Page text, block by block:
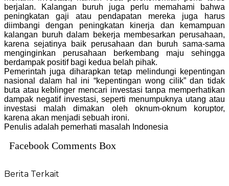
berjalan. Kalangan buruh juga perlu memahami bahwa
peningkatan gaji atau pendapatan mereka juga harus
diimbangi dengan peningkatan kinerja dan kemampuan
kalangan buruh dalam bekerja membesarkan perusahaan,
karena sejatinya baik perusahaan dan buruh sama-sama
menginginkan perusahaan berkembang maju sehingga
berdampak positif bagi kedua belah pihak.
Pemerintah juga diharapkan tetap melindungi kepentingan
nasional dalam hal ini “kepentingan wong cilik” dan tidak
buta atau keblinger mencari investasi tanpa memperhatikan
dampak negatif investasi, seperti menumpuknya utang atau
investasi malah dimakan oleh oknum-oknum koruptor,
karena akan menjadi sebuah ironi.
Penulis adalah pemerhati masalah Indonesia
Facebook Comments Box
Berita Terkait